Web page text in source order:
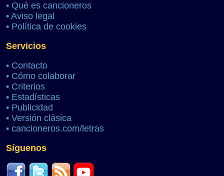
• Qué es cancioneros
• Aviso legal
• Política de cookies
Servicios
• Contacto
• Cómo colaborar
• Criterios
• Estadísticas
• Publicidad
• Versión clásica
• cancioneros.com/letras
Síguenos